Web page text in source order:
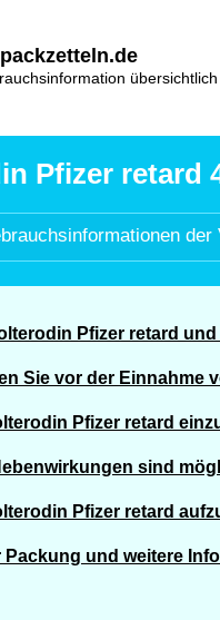
übersichtlich
Pfizer retard
der
Pfizer retard
Sie vor der Einnahme
Pfizer retard
sind
Pfizer retard
Packung und weitere